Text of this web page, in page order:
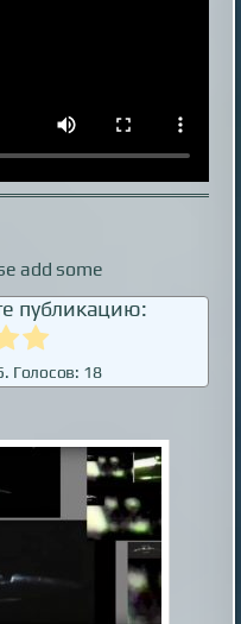
add some
публикацию:
Голосов: 18